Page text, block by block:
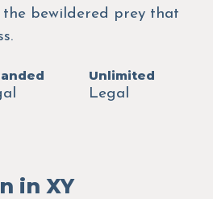
the bewildered prey that
Unlimited
Legal
in XY